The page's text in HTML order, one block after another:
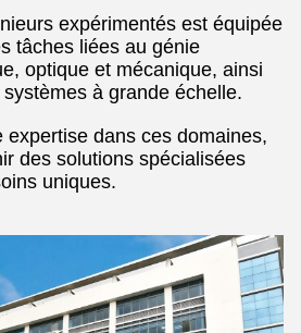
expérimentés est équipée
tâches liées au génie
optique et mécanique, ainsi
à grande échelle.
expertise dans ces domaines,
des solutions spécialisées
uniques.